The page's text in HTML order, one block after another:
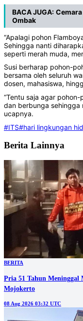
BACA JUGA:
Ombak
“Apalagi pohon
Sehingga nanti
seperti merah muda,
Susi berharap pohon-
bersama oleh seluruh
dosen, mahasiswa,
“Tentu saja agar
dan berbunga sehingga
ucapnya.
#ITS#hari lingkungan
Berita Lainnya
BERITA
Pria 51 Tahun Meninggal
Mojokerto
08 Aug 2026 03:32 UTC